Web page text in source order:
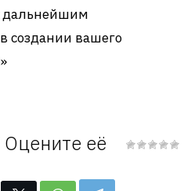
дальнейшим
создании вашего
Оцените её